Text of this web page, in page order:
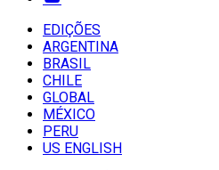
EDIÇÕES
ARGENTINA
BRASIL
CHILE
GLOBAL
MÉXICO
PERU
US ENGLISH